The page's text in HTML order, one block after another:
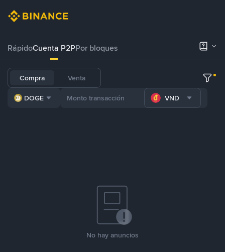
RápidoCuenta P2PPor bloques
Compra Venta
DOGE VND
No hay anuncios